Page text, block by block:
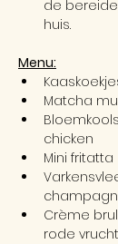
de
huis.
Menu:
Matcha
chicken
Mini fritatta
Crème
rode